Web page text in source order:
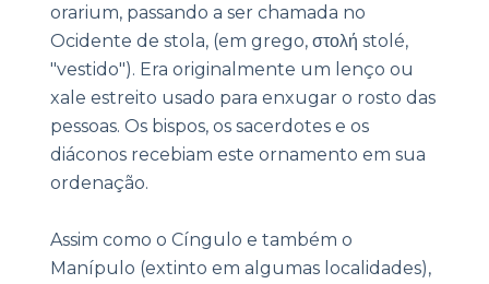
orarium, passando a ser chamada no
Ocidente de stola, (em grego, στολή stolé,
"vestido"). Era originalmente um lenço ou
xale estreito usado para enxugar o rosto das
pessoas. Os bispos, os sacerdotes e os
diáconos recebiam este ornamento em sua
ordenação.
Assim como o Cíngulo e também o
Manípulo (extinto em algumas localidades),